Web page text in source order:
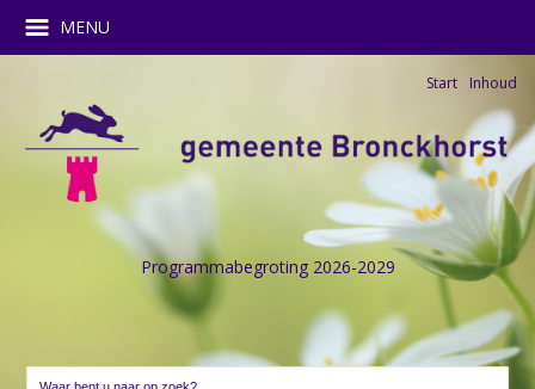
Programmabegroting 2026-2029
Start Inhoud
MENU